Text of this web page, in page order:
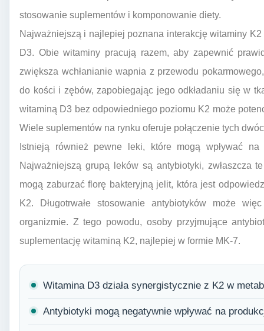
stosowanie suplementów i komponowanie diety.
Najważniejszą i najlepiej poznana interakcję witaminy
D3. Obie witaminy pracują razem, aby zapewnić
zwiększa wchłanianie wapnia z przewodu
do kości i zębów, zapobiegając jego odkładaniu się w
witaminą D3 bez odpowiedniego poziomu K2 może
Wiele suplementów na rynku oferuje połączenie tych
Istnieją również pewne leki, które mogą wpływać
Najważniejszą grupą leków są antybiotyki, zwłaszcza
mogą zaburzać florę bakteryjną jelit, która jest
K2. Długotrwałe stosowanie antybiotyków może
organizmie. Z tego powodu, osoby przyjmujące
suplementację witaminą K2, najlepiej w formie MK-7.
Witamina D3 działa synergistycznie z K2 w
Antybiotyki mogą negatywnie wpływać na